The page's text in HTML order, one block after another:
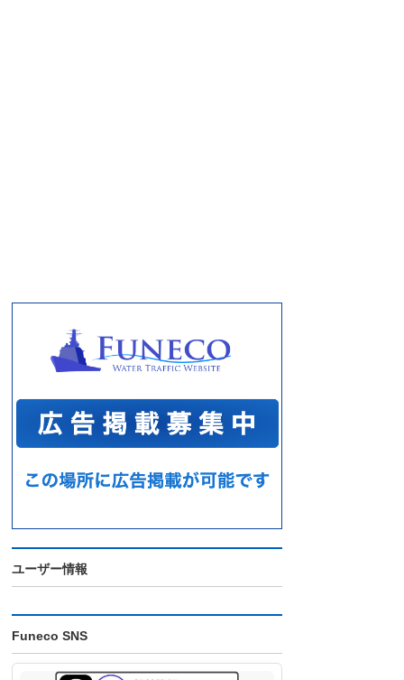
ユーザー情報
Funeco SNS